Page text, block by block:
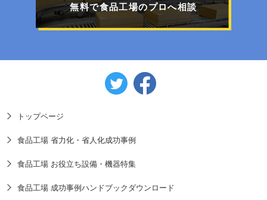
一体型エアコン
無料で食品工場のプロへ相談
トップページ
食品工場 省力化・省人化成功事例
食品工場 お役立ち設備・機器特集
食品工場 成功事例ハンドブックダウンロード